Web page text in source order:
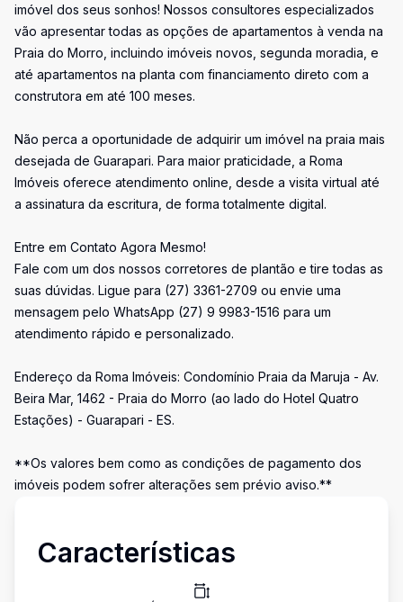
imóvel dos seus sonhos! Nossos consultores especializados
vão apresentar todas as opções de apartamentos à venda na
Praia do Morro, incluindo imóveis novos, segunda moradia, e
até apartamentos na planta com financiamento direto com a
construtora em até 100 meses.
Não perca a oportunidade de adquirir um imóvel na praia mais
desejada de Guarapari. Para maior praticidade, a Roma
Imóveis oferece atendimento online, desde a visita virtual até
a assinatura da escritura, de forma totalmente digital.
Entre em Contato Agora Mesmo!
Fale com um dos nossos corretores de plantão e tire todas as
suas dúvidas. Ligue para (27) 3361-2709 ou envie uma
mensagem pelo WhatsApp (27) 9 9983-1516 para um
atendimento rápido e personalizado.
Endereço da Roma Imóveis: Condomínio Praia da Maruja - Av.
Beira Mar, 1462 - Praia do Morro (ao lado do Hotel Quatro
Estações) - Guarapari - ES.
**Os valores bem como as condições de pagamento dos
imóveis podem sofrer alterações sem prévio aviso.**
Características